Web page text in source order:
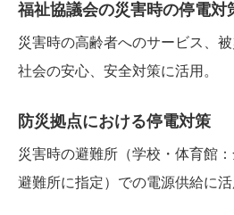
福祉協議会の災害時の停電対
災害時の高齢者へのサービス、
社会の安心、安全対策に活用。
防災拠点における停電対策
災害時の避難所（学校・体育館
避難所に指定）での電源供給に活